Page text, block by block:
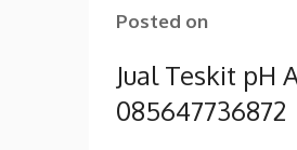
Posted on
Jual Teskit pH
085647736872